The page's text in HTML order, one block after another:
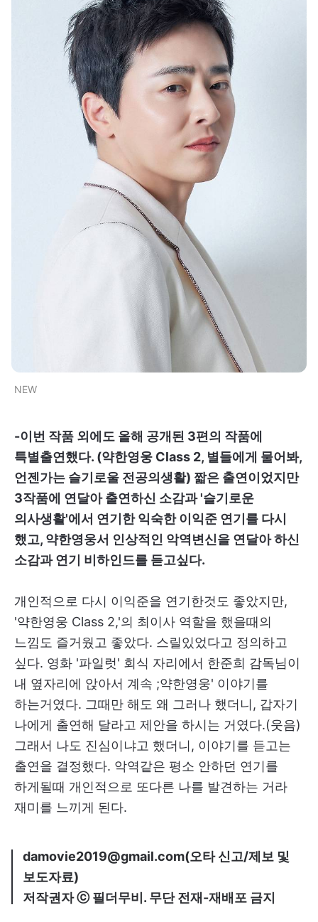
NEW
-이번 작품 외에도 올해 공개된 3편의 작품에
특별출연했다. (약한영웅 Class 2, 별들에게 물어봐,
언젠가는 슬기로울 전공의생활) 짧은 출연이었지만
3작품에 연달아 출연하신 소감과 '슬기로운
의사생활'에서 연기한 익숙한 이익준 연기를 다시
했고, 약한영웅서 인상적인 악역변신을 연달아 하신
소감과 연기 비하인드를 듣고싶다.
개인적으로 다시 이익준을 연기한것도 좋았지만,
'약한영웅 Class 2,'의 최이사 역할을 했을때의
느낌도 즐거웠고 좋았다. 스릴있었다고 정의하고
싶다. 영화 '파일럿' 회식 자리에서 한준희 감독님이
내 옆자리에 앉아서 계속 ;약한영웅' 이야기를
하는거였다. 그때만 해도 왜 그러나 했더니, 갑자기
나에게 출연해 달라고 제안을 하시는 거였다.(웃음)
그래서 나도 진심이냐고 했더니, 이야기를 듣고는
출연을 결정했다. 악역같은 평소 안하던 연기를
하게될때 개인적으로 또다른 나를 발견하는 거라
재미를 느끼게 된다.
damovie2019@gmail.com(오타 신고/제보 및
보도자료)
저작권자 ⓒ 필더무비. 무단 전재-재배포 금지